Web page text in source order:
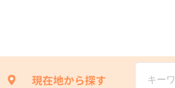
現在地から探す